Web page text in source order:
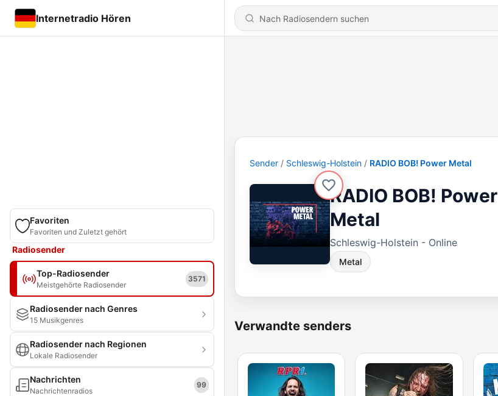
Internetradio Hören
Favoriten
Favoriten und Zuletzt gehört
Radiosender
Top-Radiosender
Meistgehörte Radiosender
3571
Radiosender nach Genres
15 Musikgenres
Radiosender nach Regionen
Lokale Radiosender
Nachrichten
Nachrichtenradios
99
Sender Schleswig-Holstein RADIO BOB! Power Metal
RADIO BOB! Power
Metal
Schleswig-Holstein - Online
Metal
Verwandte senders